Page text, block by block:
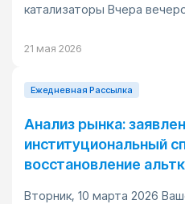
катализаторы Вчера
21 мая 2026
Ежедневная Pассылка
Анализ рынка:
институциональный
восстановление
Вторник, 10 марта 2026